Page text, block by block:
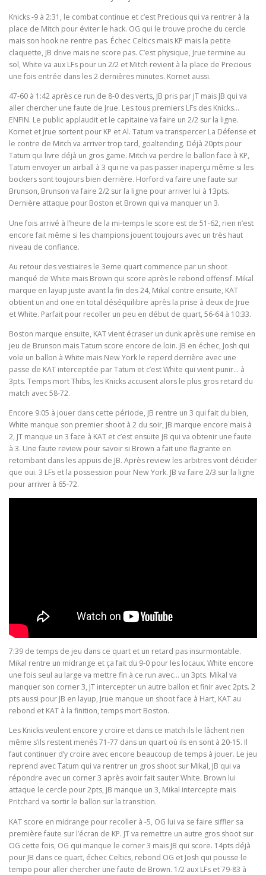
Knicks -9 à 2:31, le combat continue et c’est Precious qui va rentrer à la
place de Mitch pour éviter le hack. OG qui le trouve proche du cercle
mais son hook ne rentre pas. Échec Celtics mais KP mais la petite
claquette, JB drive mais ne score pas. C’est physique, Jrue termine au
sol, White va aux LFs pour un 2/2 et Mitch revient à la place de Precious
une fois entrée dans les 2 dernières minutes. Kornet aussi.
47-60 à 1:42 après ce run de 8-0 des verts, JB pris par JT mais JB qui va
aller chercher une faute de Jrue. Les tous premiers LFs des Knicks…
ENFIN. Le public applaudit et le capitaine va faire un 2/2 sur la ligne.
Kornet et Jrue sortent pour KP et Al. Tatum va transpercer La Défense et
le contre de Mitch va arriver trop tard, goaltending. Déjà 20pts pour
Tatum qui livre déjà un gros game. Mitch va perdre le ballon face à KP,
Tatum envoyer un airball à 3 qui ne va pas passer inaperçu même si les
bockers sont toujours bien derrière. Horford va faire une faute sur
Brunson, Brunson va faire 2/2 sur la ligne pour arriver lui à 13pts.
Dernière attaque pour Boston et Brown qui va manquer un 3.
Une fois arrivé à l’heure de la mi-temps le score est de 51-62, rien n’est
encore fait même si les champions jouent toujours avec un très haut
niveau de confiance.
Au retour des vestiaires le 3eme quart commence par un shoot
manqué de White mais Brown qui score après le rebond offensif. Mikal
marque en layup juste avant la fin des 24, Mikal contre ensuite, KAT
obtient un and one en total déséquilibre après la prise à deux de Jrue
et White. Parfait pour recoller un peu en début de quart, 56-64 à 10:33.
Boston marque ensuite, KAT vient écraser un dunk après une remise en
jeu de Brunson mais Tatum score encore de loin. JB en échec, Josh qui
vole un ballon à White mais New York le reperd derrière avec une
passe de KAT interceptée par Tatum et c’est White qui vient punir… à
3pts. Temps mort Thibs, les Knicks accusent alors le plus gros retard du
match avec 58-72.
Encore 9:05 à jouer dans cette période, JB rentre un 3 qui fait du bien,
White manque son premier shoot à 2 du soir, JB marque encore mais à
2, JT manque un 3 face à KAT et c’est ensuite JB qui va obtenir une faute
à 3. Une faute review pour savoir si Brown a fait une flagrante en
retombant dans les appuis de JB. Après review les arbitres vont décider
que oui. 3 LFs et la possession pour New York. JB va faire 2/3 sur la ligne
pour arriver à 65-72.
7:39 de temps de jeu dans ce quart et un retard pas insurmontable.
Mikal rentre un midrange et ça fait du 9-0 pour les locaux. White encore
une fois seul au large va mettre fin à ce run avec… un 3pts. Mikal va
manquer son corner 3, JT intercepter un autre ballon et finir avec 2pts. 2
pts aussi pour JB en layup, Jrue manque un shoot face à Hart, KAT au
rebond et KAT à la finition, temps mort Boston.
Les Knicks veulent encore y croire et dans ce match ils le lâchent rien
même s’ils restent menés 71-77 dans un quart où ils en sont à 20-15. Il
faut continuer d’y croire avec encore beaucoup de temps à jouer. Le jeu
reprend avec Tatum qui va rentrer un gros shoot sur Mikal, JB qui va
répondre avec un corner 3 après avoir fait sauter White. Brown lui
attaque le cercle pour 2pts, JB manque un 3, Mikal intercepte mais
Pritchard va sortir le ballon sur la transition.
KAT score en midrange pour recoller à -5, OG lui va se faire siffler sa
première faute sur l’écran de KP. JT va remettre un autre gros shoot sur
OG cette fois, OG qui manque le corner 3 mais JB qui score. 14pts déjà
pour JB dans ce quart, échec Celtics, rebond OG et Josh qui pousse le
tempo pour aller chercher une faute de Brown. 1/2 aux LFs et 79-83 à